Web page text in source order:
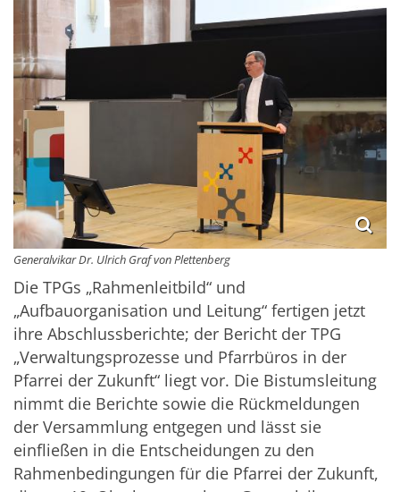
Generalvikar Dr. Ulrich Graf von Plettenberg
Die TPGs „Rahmenleitbild“ und
„Aufbauorganisation und Leitung“ fertigen jetzt
ihre Abschlussberichte; der Bericht der TPG
„Verwaltungsprozesse und Pfarrbüros in der
Pfarrei der Zukunft“ liegt vor. Die Bistumsleitung
nimmt die Berichte sowie die Rückmeldungen
der Versammlung entgegen und lässt sie
einfließen in die Entscheidungen zu den
Rahmenbedingungen für die Pfarrei der Zukunft,